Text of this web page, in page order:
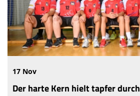
17 Nov
Der harte Kern hielt tapfer durch